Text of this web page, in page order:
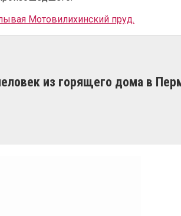
Мотовилихинский пруд.
из горящего дома в